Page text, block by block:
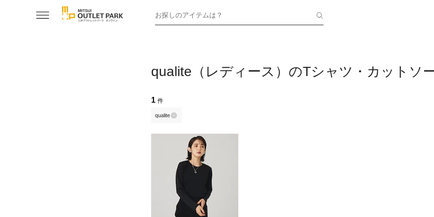
お探しのアイテムは？
qualite（レディース）のTシャツ・カットソ
1 件
qualite